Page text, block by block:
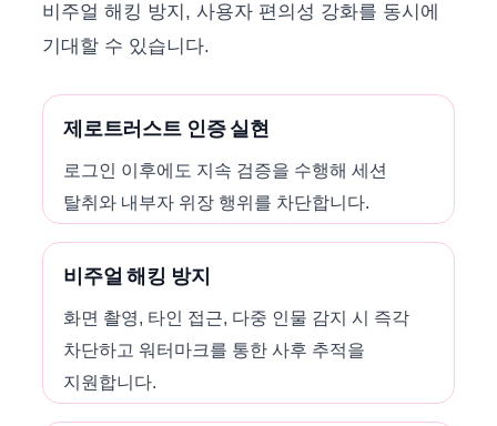
비주얼 해킹 방지, 사용자 편의성 강화를 동시에
기대할 수 있습니다.
제로트러스트 인증 실현
로그인 이후에도 지속 검증을 수행해 세션
탈취와 내부자 위장 행위를 차단합니다.
비주얼 해킹 방지
화면 촬영, 타인 접근, 다중 인물 감지 시 즉각
차단하고 워터마크를 통한 사후 추적을
지원합니다.